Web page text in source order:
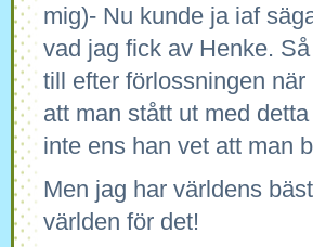
mig)- Nu kunde ja iaf
vad jag fick av Henke.
till efter förlossningen
att man stått ut med
inte ens han vet att man
Men jag har världens
världen för det!